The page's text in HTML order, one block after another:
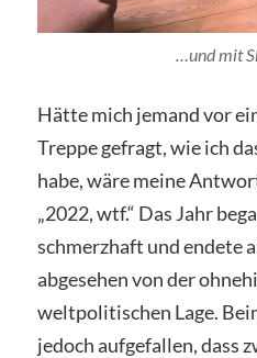
…und mit
Hätte mich jemand vor
Treppe gefragt, wie ich
habe, wäre meine
„2022, wtf.“ Das Jahr
schmerzhaft und endete
abgesehen von der
weltpolitischen Lage.
jedoch aufgefallen, dass